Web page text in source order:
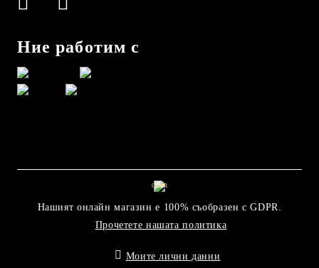
Ние работим с
GDPR
Нашият онлайн магазин е 100% съобразен с GDPR.
Прочетете нашата политика
Моите лични данни